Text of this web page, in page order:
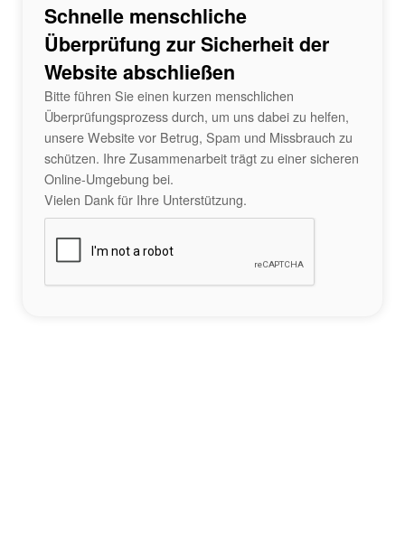
Schnelle menschliche
Überprüfung zur Sicherheit der
Website abschließen
Bitte führen Sie einen kurzen menschlichen
Überprüfungsprozess durch, um uns dabei zu helfen,
unsere Website vor Betrug, Spam und Missbrauch zu
schützen. Ihre Zusammenarbeit trägt zu einer sicheren
Online-Umgebung bei.
Vielen Dank für Ihre Unterstützung.